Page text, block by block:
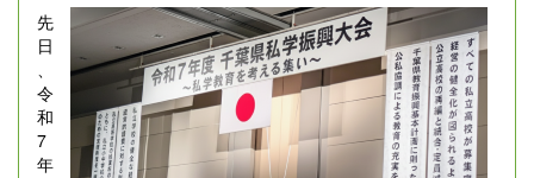
先
日
、
令
和
7
年